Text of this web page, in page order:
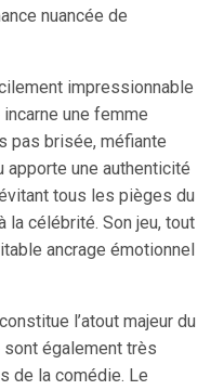
nuancée de
impressionnable
une femme
pas brisée, méfiante
apporte une authenticité
tous les pièges du
la célébrité. Son jeu, tout
ancrage émotionnel
l’atout majeur du
également très
de la comédie. Le